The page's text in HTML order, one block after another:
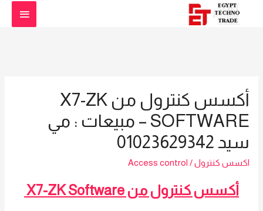
أكسس كنترول من X7-ZK
SOFTWARE – مبيعات : مي
سيد 01023629342
اكسس كنترول/
Access control
أكسس كنترول من X7-ZK Software